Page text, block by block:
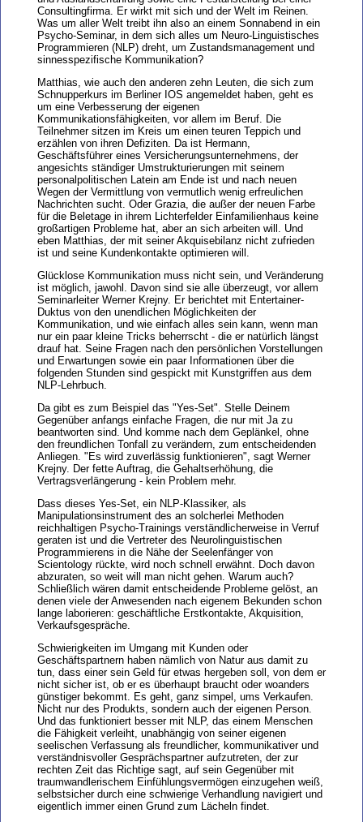
Consultingfirma. Er wirkt mit sich und der Welt im Reinen.
Was um aller Welt treibt ihn also an einem Sonnabend in ein
Psycho-Seminar, in dem sich alles um Neuro-Linguistisches
Programmieren (NLP) dreht, um Zustandsmanagement und
sinnesspezifische Kommunikation?
Matthias, wie auch den anderen zehn Leuten, die sich zum
Schnupperkurs im Berliner IOS angemeldet haben, geht es
um eine Verbesserung der eigenen
Kommunikationsfähigkeiten, vor allem im Beruf. Die
Teilnehmer sitzen im Kreis um einen teuren Teppich und
erzählen von ihren Defiziten. Da ist Hermann,
Geschäftsführer eines Versicherungsunternehmens, der
angesichts ständiger Umstrukturierungen mit seinem
personalpolitischen Latein am Ende ist und nach neuen
Wegen der Vermittlung von vermutlich wenig erfreulichen
Nachrichten sucht. Oder Grazia, die außer der neuen Farbe
für die Beletage in ihrem Lichterfelder Einfamilienhaus keine
großartigen Probleme hat, aber an sich arbeiten will. Und
eben Matthias, der mit seiner Akquisebilanz nicht zufrieden
ist und seine Kundenkontakte optimieren will.
Glücklose Kommunikation muss nicht sein, und Veränderung
ist möglich, jawohl. Davon sind sie alle überzeugt, vor allem
Seminarleiter Werner Krejny. Er berichtet mit Entertainer-
Duktus von den unendlichen Möglichkeiten der
Kommunikation, und wie einfach alles sein kann, wenn man
nur ein paar kleine Tricks beherrscht - die er natürlich längst
drauf hat. Seine Fragen nach den persönlichen Vorstellungen
und Erwartungen sowie ein paar Informationen über die
folgenden Stunden sind gespickt mit Kunstgriffen aus dem
NLP-Lehrbuch.
Da gibt es zum Beispiel das "Yes-Set". Stelle Deinem
Gegenüber anfangs einfache Fragen, die nur mit Ja zu
beantworten sind. Und komme nach dem Geplänkel, ohne
den freundlichen Tonfall zu verändern, zum entscheidenden
Anliegen. "Es wird zuverlässig funktionieren", sagt Werner
Krejny. Der fette Auftrag, die Gehaltserhöhung, die
Vertragsverlängerung - kein Problem mehr.
Dass dieses Yes-Set, ein NLP-Klassiker, als
Manipulationsinstrument des an solcherlei Methoden
reichhaltigen Psycho-Trainings verständlicherweise in Verruf
geraten ist und die Vertreter des Neurolinguistischen
Programmierens in die Nähe der Seelenfänger von
Scientology rückte, wird noch schnell erwähnt. Doch davon
abzuraten, so weit will man nicht gehen. Warum auch?
Schließlich wären damit entscheidende Probleme gelöst, an
denen viele der Anwesenden nach eigenem Bekunden schon
lange laborieren: geschäftliche Erstkontakte, Akquisition,
Verkaufsgespräche.
Schwierigkeiten im Umgang mit Kunden oder
Geschäftspartnern haben nämlich von Natur aus damit zu
tun, dass einer sein Geld für etwas hergeben soll, von dem er
nicht sicher ist, ob er es überhaupt braucht oder woanders
günstiger bekommt. Es geht, ganz simpel, ums Verkaufen.
Nicht nur des Produkts, sondern auch der eigenen Person.
Und das funktioniert besser mit NLP, das einem Menschen
die Fähigkeit verleiht, unabhängig von seiner eigenen
seelischen Verfassung als freundlicher, kommunikativer und
verständnisvoller Gesprächspartner aufzutreten, der zur
rechten Zeit das Richtige sagt, auf sein Gegenüber mit
traumwandlerischem Einfühlungsvermögen einzugehen weiß,
selbstsicher durch eine schwierige Verhandlung navigiert und
eigentlich immer einen Grund zum Lächeln findet.